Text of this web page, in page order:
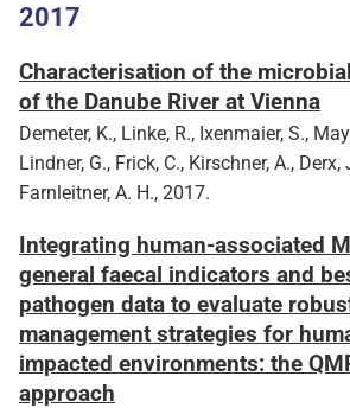
2017
Characterisation of the
of the Danube River at Vienna
Demeter, K., Linke, R., Ixenmaier, S.,
Lindner, G., Frick, C., Kirschner, A., Derx,
Farnleitner, A. H., 2017.
Integrating human-associated
general faecal indicators and
pathogen data to evaluate
management strategies for
impacted environments: the
approach